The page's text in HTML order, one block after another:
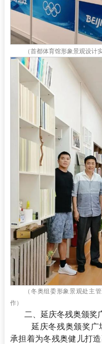
（首都体育馆形象景观设计
（冬奥组委形象景观处主
作）
二、延庆冬残奥颁奖
延庆冬残奥颁奖广
承担着为冬残奥健儿打